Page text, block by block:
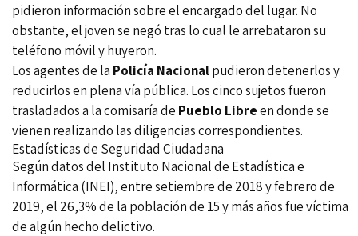
pidieron información sobre el encargado del lugar. No
obstante, el joven se negó tras lo cual le arrebataron su
teléfono móvil y huyeron.
Los agentes de la Policía Nacionalpudieron detenerlos y
reducirlos en plena vía pública. Los cinco sujetos fueron
trasladados a la comisaría de Pueblo Libreen donde se
vienen realizando las diligencias correspondientes.
Estadísticas de Seguridad Ciudadana
Según datos del Instituto Nacional de Estadística e
Informática (INEI), entre setiembre de 2018 y febrero de
2019, el 26,3% de la población de 15 y más años fue víctima
de algún hecho delictivo.